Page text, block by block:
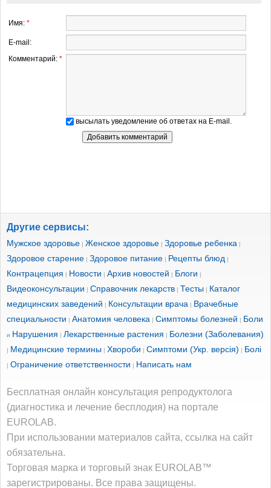
Имя: *
E-mail:
Комментарий: *
высылать уведомление об ответах на E-mail.
Другие сервисы:
Мужское здоровье | Женское здоровье | Здоровье ребенка |
Здоровое старение | Здоровое питание | Рецепты блюд |
Контрацепция | Новости | Архив новостей | Блоги |
Видеоконсультации | Справочник лекарств | Тесты | Каталог
медицинских заведений | Консультации врача | Врачебные
специальности | Анатомия человека | Симптомы болезней | Боли
и Нарушения | Лекарственные растения | Болезни (Заболевания)
| Медицинские термины | Хвороби | Симптоми (Укр. версія) | Болі
| Ограничение ответственности | Написать нам
Бесплатная онлайн консультация репродуктолога
(диагностика и лечение бесплодия) на портале
EUROLAB.
При использовании материалов сайта, ссылка на сайт
обязательна.
Торговая марка и торговый знак EUROLAB™
зарегистрированы. Все права защищены.